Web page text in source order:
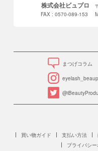
株式会社ビュプロ
FAX : 0570-089-153
まつげコラム
買い物ガイド 支払い方法
プライバシ